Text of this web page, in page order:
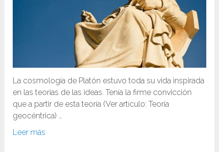
La cosmología de Platón estuvo toda su vida inspirada
en las teorías de las ideas. Tenía la firme convicción
que a partir de esta teoría (Ver artículo: Teoría
geocéntrica) …
Leer más